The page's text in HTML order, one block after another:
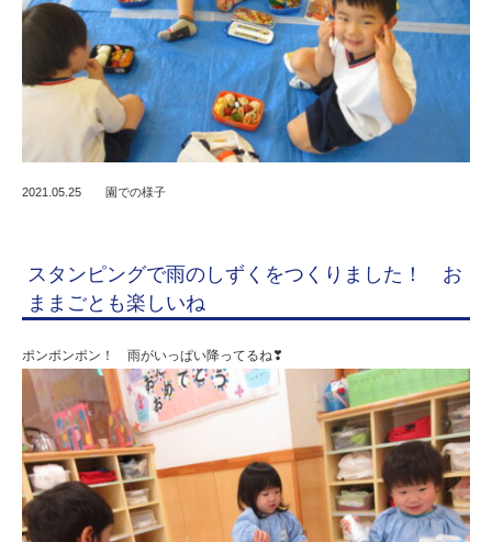
2021.05.25 園での様子
スタンピングで雨のしずくをつくりました！ お
ままごとも楽しいね
ポンポンポン！ 雨がいっぱい降ってるね❣